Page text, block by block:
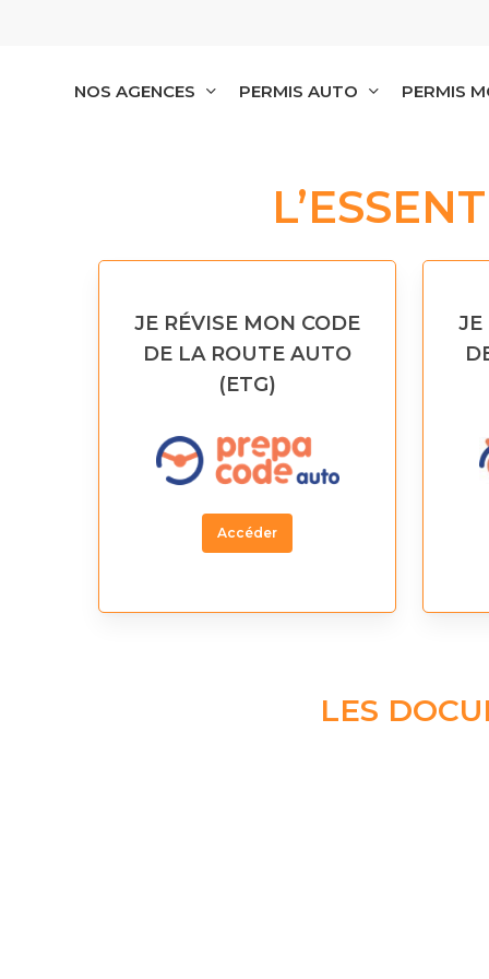
NOS AGENCES PERMIS AUTO PERMIS
JE RÉVISE MON CODE
DE LA ROUTE AUTO
(ETG)
Accéder
JE
LES